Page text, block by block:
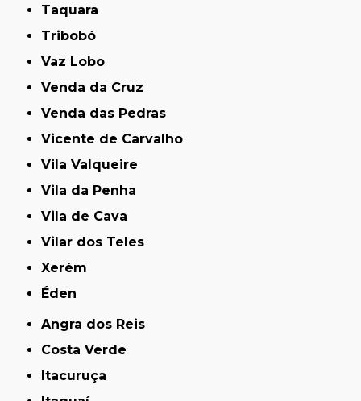
Taquara
Tribobó
Vaz Lobo
Venda da Cruz
Venda das Pedras
Vicente de Carvalho
Vila Valqueire
Vila da Penha
Vila de Cava
Vilar dos Teles
Xerém
Éden
Angra dos Reis
Costa Verde
Itacuruça